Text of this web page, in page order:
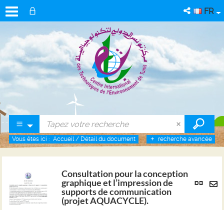
FR
recherche avancée
Vous êtes ici : Accueil / Détail du document
Lien
Consultation pour la conception
graphique et l’impression de
supports de communication
(projet AQUACYCLE).